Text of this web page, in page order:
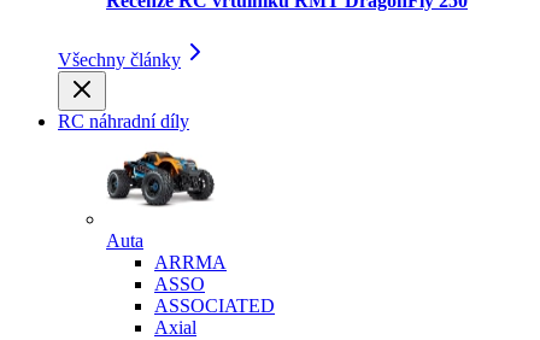
Všechny články
RC náhradní díly
Auta
ARRMA
ASSO
ASSOCIATED
Axial